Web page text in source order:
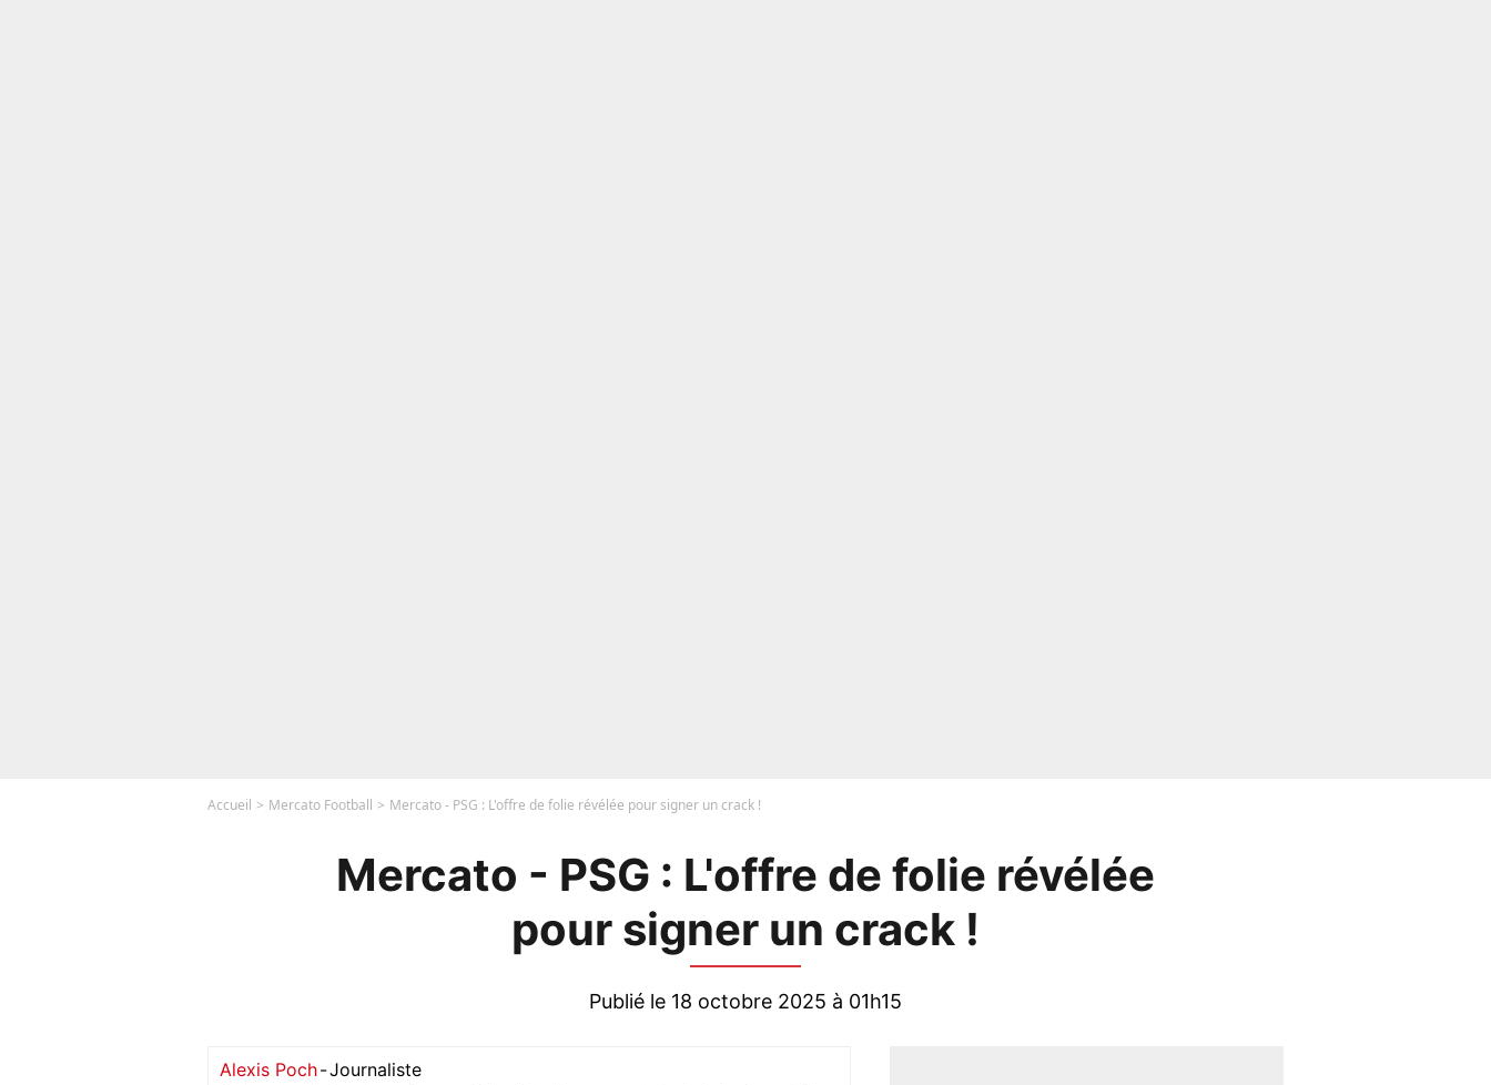
Accueil Mercato Football Mercato - PSG : L'offre de folie révélée pour signer un crack !
Mercato - PSG : L'offre de folie révélée
pour signer un crack !
Publié le 18 octobre 2025 à 01h15
Alexis Poch-Journaliste